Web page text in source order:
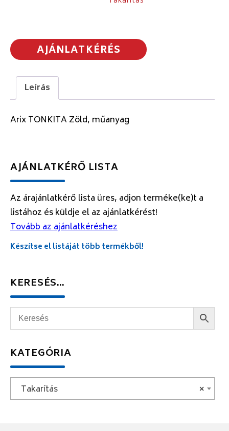
AJÁNLATKÉRÉS
Leírás
Arix TONKITA Zöld, műanyag
AJÁNLATKÉRŐ LISTA
Az árajánlatkérő lista üres, adjon terméke(ke)t a
listához és küldje el az ajánlatkérést!
Tovább az ajánlatkéréshez
Készítse el listáját több termékből!
KERESÉS…
KATEGÓRIA
×
Takarítás